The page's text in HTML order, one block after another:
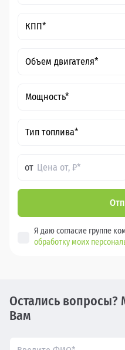
КПП*
Объем двигателя*
Мощность*
Тип топлива*
от
Я даю согласие группе
обработку моих
Остались вопросы?
Вам